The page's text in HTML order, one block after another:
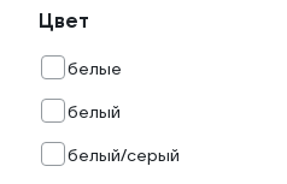
Цвет
белые
белый
белый/серый